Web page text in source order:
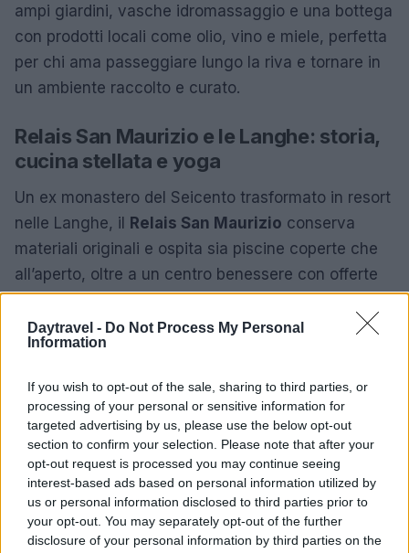
Daytravel - Do Not Process My Personal
Information
If you wish to opt-out of the sale, sharing to third parties, or
processing of your personal or sensitive information for
targeted advertising by us, please use the below opt-out
section to confirm your selection. Please note that after your
opt-out request is processed you may continue seeing
interest-based ads based on personal information utilized by
us or personal information disclosed to third parties prior to
your opt-out. You may separately opt-out of the further
disclosure of your personal information by third parties on the
ampi giardini, vasche idromassaggio e una bottega
con prodotti locali come olio, vino e miele, perfetta
per chi ama passeggiare lungo la riva e tornare in
un ambiente raccolto e curato.
Relais San Maurizio e le Langhe: storia,
cucina stellata e yoga
Un ex monastero del Seicento trasformato in resort
nelle Langhe, il
Relais San Maurizio conserva
materiali originali e ospita sia piscine coperte che
all’aperto, oltre a un centro benessere con offerte
dedicate alloyoga. All’interno sono presenti due
ristoranti, tra cui una proposta gourmet premiata
con una stella Michelin, rendendo il luogo ideale
contemplazione storica.
Lago d’Orta e Omegna: Amelié Lago
d’Orta Hotel
Ad Omegna, a breve distanza dalle Isole Borromee,
Amelié Lago d’Orta Hoteldispone di una